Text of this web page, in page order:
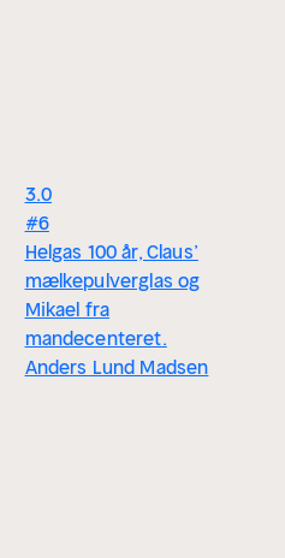
3.0
#6
Helgas 100 år, Claus’
mælkepulverglas og
Mikael fra
mandecenteret.
Anders Lund Madsen